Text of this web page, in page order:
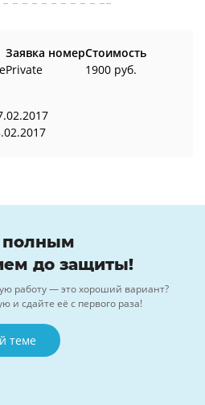
Заявка номер
Private
Стоимость
1900 руб.
полным
до защиты!
работу — это хороший вариант?
и сдайте её с первого раза!
теме